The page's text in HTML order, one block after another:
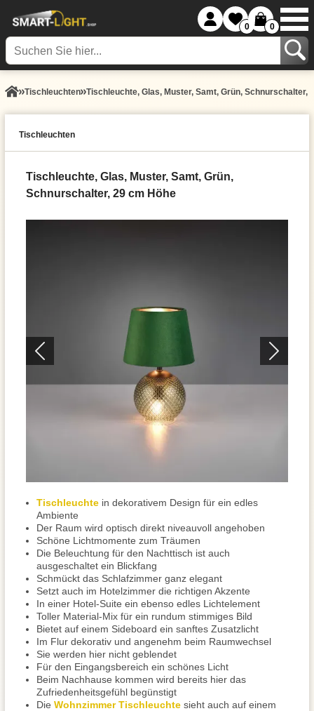
0 0
Tisch­leuchten Tischleuchte, Glas, Muster, Samt, Grün, Schnurschalter,
Tisch­leuchten
Tischleuchte, Glas, Muster, Samt, Grün,
Schnurschalter, 29 cm Höhe
Tischleuchte in dekorativem Design für ein edles
Ambiente
Der Raum wird optisch direkt niveauvoll angehoben
Schöne Lichtmomente zum Träumen
Die Beleuchtung für den Nachttisch ist auch
ausgeschaltet ein Blickfang
Schmückt das Schlafzimmer ganz elegant
Setzt auch im Hotelzimmer die richtigen Akzente
In einer Hotel-Suite ein ebenso edles Lichtelement
Toller Material-Mix für ein rundum stimmiges Bild
Bietet auf einem Sideboard ein sanftes Zusatzlicht
Im Flur dekorativ und angenehm beim Raumwechsel
Sie werden hier nicht geblendet
Für den Eingangsbereich ein schönes Licht
Beim Nachhause kommen wird bereits hier das
Zufriedenheitsgefühl begünstigt
Die Wohnzimmer Tischleuchte sieht auch auf einem